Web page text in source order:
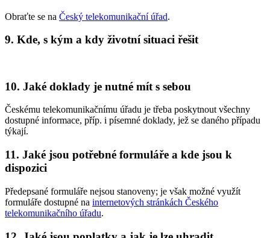
Obraťte se na Český telekomunikační úřad.
9. Kde, s kým a kdy životní situaci řešit
10. Jaké doklady je nutné mít s sebou
Českému telekomunikačnímu úřadu je třeba poskytnout všechny
dostupné informace, příp. i písemné doklady, jež se daného případu
týkají.
11. Jaké jsou potřebné formuláře a kde jsou k
dispozici
Předepsané formuláře nejsou stanoveny; je však možné využít
formuláře dostupné na internetových stránkách Českého
telekomunikačního úřadu.